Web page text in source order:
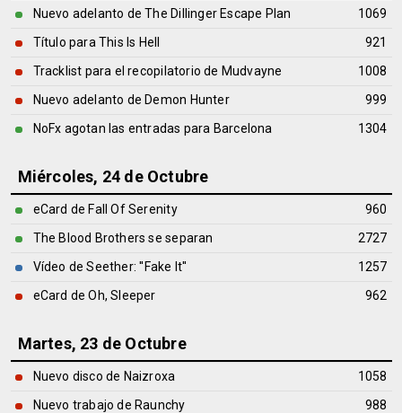
Nuevo adelanto de The Dillinger Escape Plan
1069
Título para This Is Hell
921
Tracklist para el recopilatorio de Mudvayne
1008
Nuevo adelanto de Demon Hunter
999
NoFx agotan las entradas para Barcelona
1304
Miércoles, 24 de Octubre
eCard de Fall Of Serenity
960
The Blood Brothers se separan
2727
Vídeo de Seether: ''Fake It''
1257
eCard de Oh, Sleeper
962
Martes, 23 de Octubre
Nuevo disco de Naizroxa
1058
Nuevo trabajo de Raunchy
988